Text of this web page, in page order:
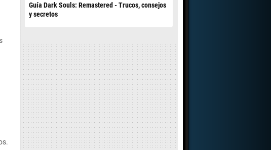
Guía Dark Souls: Remastered - Trucos, consejos
y secretos